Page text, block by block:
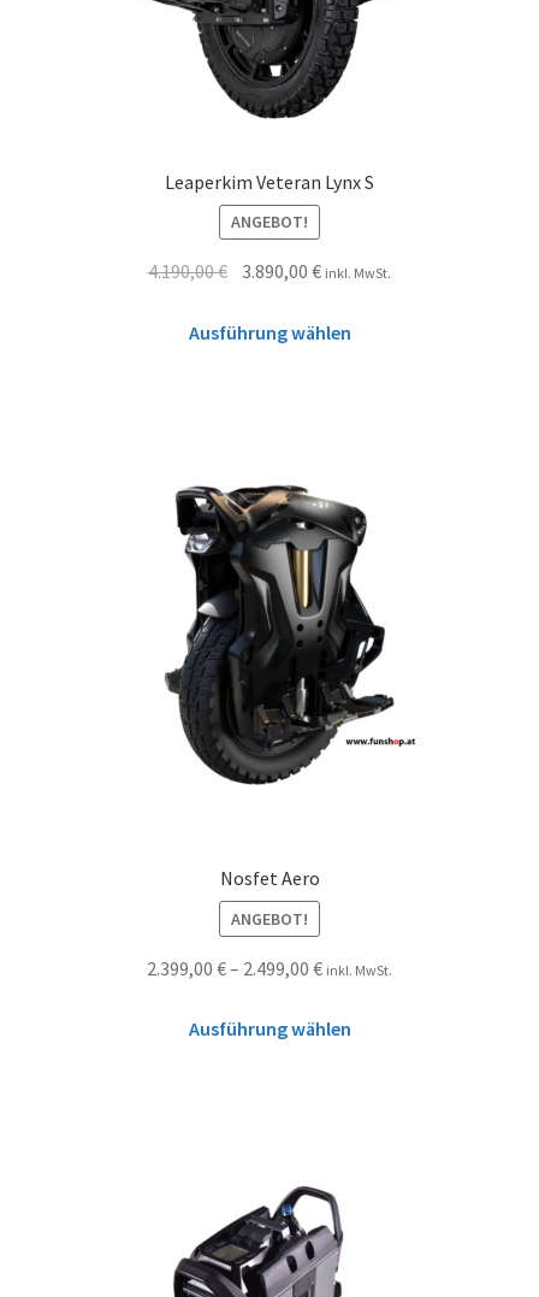
Leaperkim Veteran Lynx S
ANGEBOT!
4.190,00€ 3.890,00€ inkl. MwSt.
Ausführung wählen
Nosfet Aero
ANGEBOT!
2.399,00 €– 2.499,00 € inkl. MwSt.
Ausführung wählen